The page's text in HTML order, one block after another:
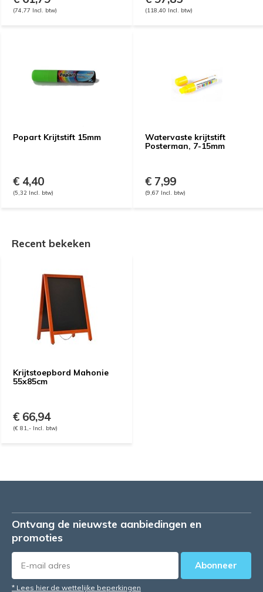
(74,77 Incl. btw) (118,40 Incl. btw)
Popart Krijtstift 15mm
€ 4,40
(5,32 Incl. btw)
Watervaste krijtstift
Posterman, 7-15mm
€ 7,99
(9,67 Incl. btw)
Recent bekeken
Krijtstoepbord Mahonie
55x85cm
€ 66,94
(€ 81,- Incl. btw)
Ontvang de nieuwste aanbiedingen en
promoties
Abonneer
* Lees hier de wettelijke beperkingen